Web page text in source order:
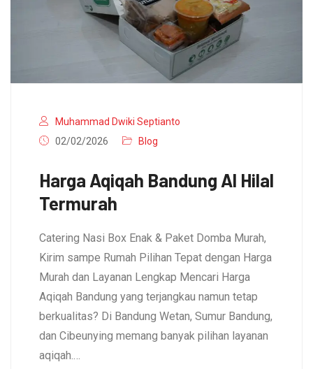
Muhammad Dwiki Septianto
02/02/2026
Blog
Harga Aqiqah Bandung Al Hilal
Termurah
Catering Nasi Box Enak & Paket Domba Murah,
Kirim sampe Rumah Pilihan Tepat dengan Harga
Murah dan Layanan Lengkap Mencari Harga
Aqiqah Bandung yang terjangkau namun tetap
berkualitas? Di Bandung Wetan, Sumur Bandung,
dan Cibeunying memang banyak pilihan layanan
aqiqah.…